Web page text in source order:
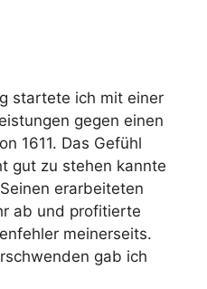
startete ich mit einer
gegen einen
1611. Das Gefühl
gut zu stehen kannte
erarbeiteten
ab und profitierte
meinerseits.
gab ich